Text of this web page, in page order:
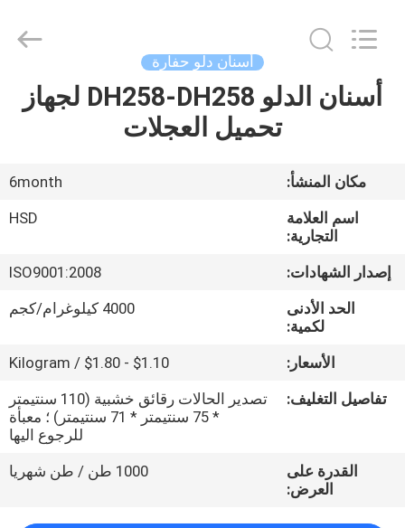
الصفحة
منتجات
معلومات
عنا
المعمل
الجودة
Rights
أسنان دلو حفارة
أسنان الدلو DH258-DH258 لجهاز
تحميل العجلات
مكان المنشأ:
6month
اسم العلامة
التجارية:
HSD
إصدار الشهادات:
ISO9001:2008
الحد الأدنى
لكمية:
4000 كيلوغرام/كجم
الأسعار:
$1.10 - $1.80 / Kilogram
تفاصيل التغليف:
تصدير الحالات رقائق خشبية (110 سنتيمتر
* 75 سنتيمتر * 71 سنتيمتر) ؛ معبأة
للرجوع اليها
القدرة على
العرض:
1000 طن / طن شهريا